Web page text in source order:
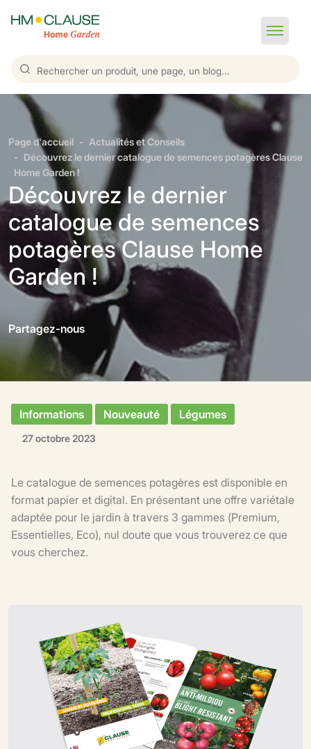
Page d'accueil
Actualités et Conseils
Découvrez le dernier catalogue de semences potagères Clause
Home Garden !
Découvrez le dernier
catalogue de semences
potagères Clause Home
Garden !
Partagez-nous
Informations Nouveauté Légumes
27 octobre 2023
Le catalogue de semences potagères est disponible en
format papier et digital. En présentant une offre variétale
adaptée pour le jardin à travers 3 gammes (Premium,
Essentielles, Eco), nul doute que vous trouverez ce que
vous cherchez.